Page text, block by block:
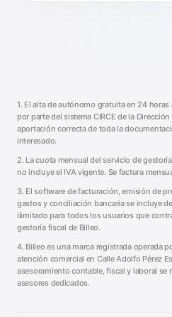
1. El alta de autónomo gratuita en 24
por parte del sistema CIRCE de la
aportación correcta de toda la
interesado.
2. La cuota mensual del servicio de
no incluye el IVA vigente. Se factura
3. El software de facturación, emisión de
gastos y conciliación bancaria se incluye
ilimitado para todos los usuarios que
gestoría fiscal de Billeo.
4. Billeo es una marca registrada operada
atención comercial en Calle Adolfo Pérez
asesoramiento contable, fiscal y laboral se
asesores dedicados.